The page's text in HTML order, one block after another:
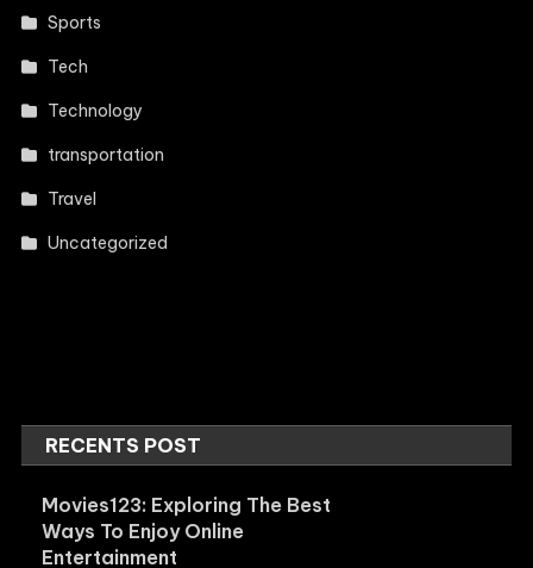
Sports
Tech
Technology
transportation
Travel
Uncategorized
RECENTS POST
Movies123: Exploring The Best
Ways To Enjoy Online
Entertainment